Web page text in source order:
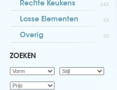
Rechte Keukens 242
Losse Elementen 24
Overig 20
ZOEKEN